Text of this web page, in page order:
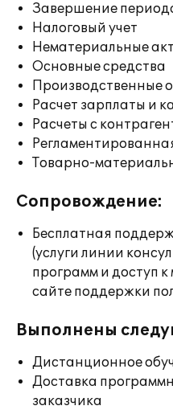
Завершение
Налоговый учет
Нематериальные
Основные средства
Производственные
Расчет зарплаты и
Расчеты с
Товарно-
Сопровождение:
Бесплатная
(услуги линии
программ и доступ
сайте поддержки
Выполнены
Дистанционное
Доставка
заказчика